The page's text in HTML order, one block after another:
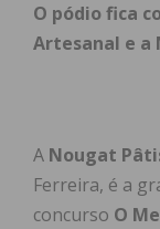
O pódio fica
Artesanal e a
A Nougat
Ferreira, é a
concurso O